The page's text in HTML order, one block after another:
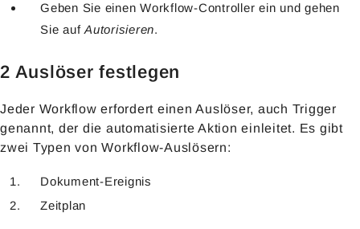
Geben Sie einen Workflow-Controller ein und gehen
Sie auf Autorisieren.
2 Auslöser festlegen
Jeder Workflow erfordert einen Auslöser, auch Trigger
genannt, der die automatisierte Aktion einleitet. Es gibt
zwei Typen von Workflow-Auslösern:
Dokument-Ereignis
Zeitplan